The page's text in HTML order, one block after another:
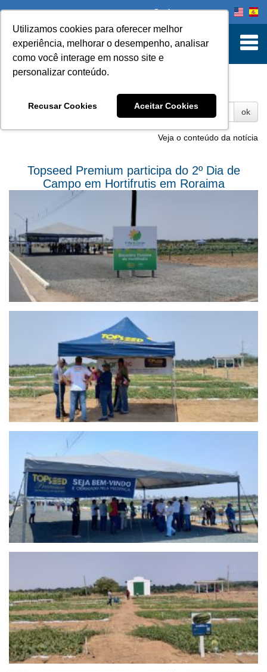
Utilizamos cookies para oferecer melhor
experiência, melhorar o desempenho, analisar
como você interage em nosso site e
personalizar conteúdo.
Recusar Cookies Aceitar Cookies
Onde comprar
ok
Topseed Premium participa do 2º Dia de
Campo em Hortifrutis em Roraima
Veja o conteúdo da notícia